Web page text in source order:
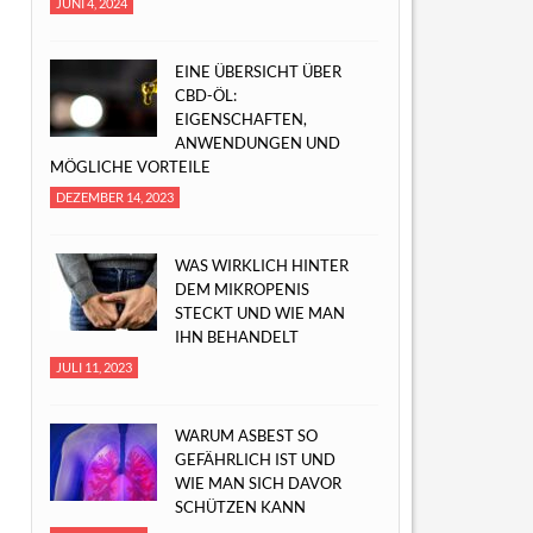
EINE ÜBERSICHT ÜBER
CBD-ÖL:
EIGENSCHAFTEN,
ANWENDUNGEN UND
MÖGLICHE VORTEILE
DEZEMBER 14, 2023
WAS WIRKLICH HINTER
DEM MIKROPENIS
STECKT UND WIE MAN
IHN BEHANDELT
JULI 11, 2023
WARUM ASBEST SO
GEFÄHRLICH IST UND
WIE MAN SICH DAVOR
SCHÜTZEN KANN